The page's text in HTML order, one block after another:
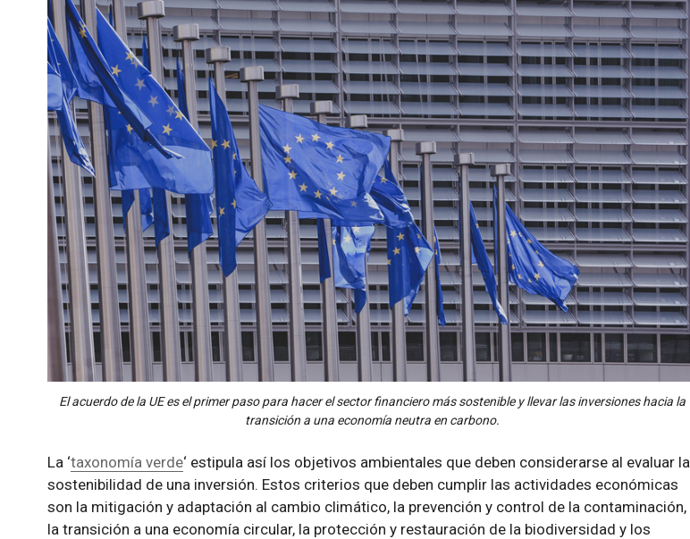
El acuerdo de la UE es el primer paso para hacer el sector financiero más sostenible y llevar las inversiones hacia la
transición a una economía neutra en carbono.
La ‘taxonomía verde‘ estipula así los objetivos ambientales que deben considerarse al evaluar la
sostenibilidad de una inversión. Estos criterios que deben cumplir las actividades económicas
son la mitigación y adaptación al cambio climático, la prevención y control de la contaminación,
la transición a una economía circular, la protección y restauración de la biodiversidad y los